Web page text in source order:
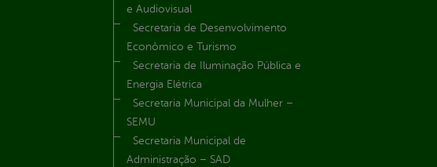
e Audiovisual
Secretaria de Desenvolvimento
Econômico e Turismo
Secretaria de Iluminação Pública e
Energia Elétrica
Secretaria Municipal da Mulher –
SEMU
Secretaria Municipal de
Administração – SAD